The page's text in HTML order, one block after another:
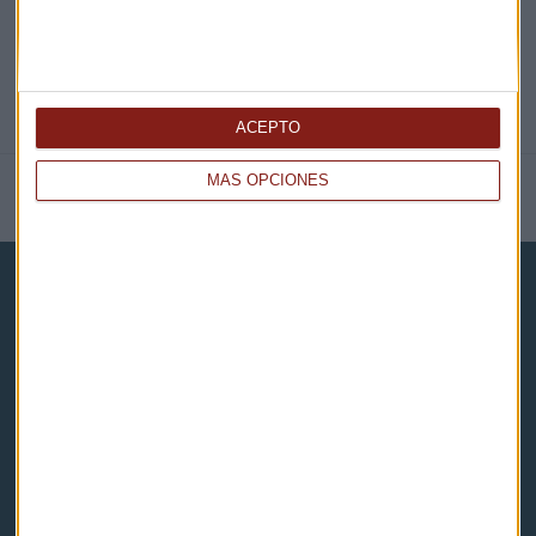
MÁS OPCIONES
ACEPTO
NOTICIAS RELACIONADAS